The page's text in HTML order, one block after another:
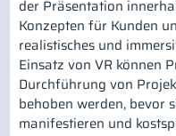
der Präsentation
Konzepten für Kunden
realistisches und
Einsatz von VR können
Durchführung von
behoben werden, bevor
manifestieren und